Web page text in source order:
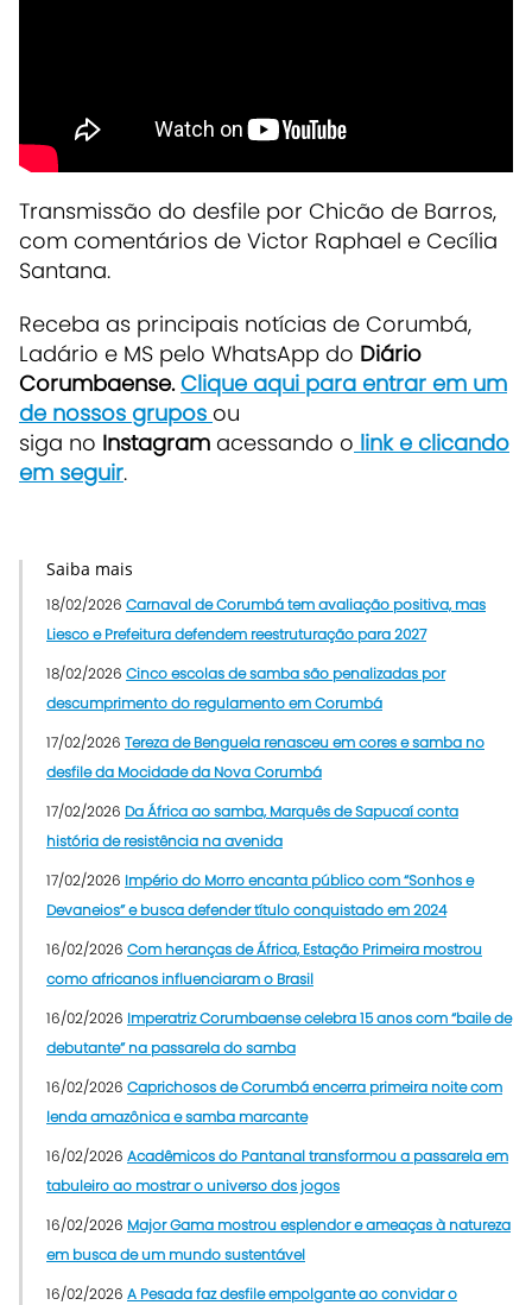
Transmissão do desfile por Chicão de Barros,
com comentários de Victor Raphael e Cecília
Santana.
Receba as principais notícias de Corumbá,
Ladário e MS pelo WhatsApp do Diário
Corumbaense.Clique aqui para entrar em um
de nossos grupos ou
siga no Instagram acessando o link e clicando
em seguir.
Saiba mais
18/02/2026 Carnaval de Corumbá tem avaliação positiva, mas
Liesco e Prefeitura defendem reestruturação para 2027
18/02/2026 Cinco escolas de samba são penalizadas por
descumprimento do regulamento em Corumbá
17/02/2026 Tereza de Benguela renasceu em cores e samba no
desfile da Mocidade da Nova Corumbá
17/02/2026 Da África ao samba, Marquês de Sapucaí conta
história de resistência na avenida
17/02/2026 Império do Morro encanta público com “Sonhos e
Devaneios” e busca defender título conquistado em 2024
16/02/2026 Com heranças de África, Estação Primeira mostrou
como africanos influenciaram o Brasil
16/02/2026 Imperatriz Corumbaense celebra 15 anos com “baile de
debutante” na passarela do samba
16/02/2026 Caprichosos de Corumbá encerra primeira noite com
lenda amazônica e samba marcante
16/02/2026 Acadêmicos do Pantanal transformou a passarela em
tabuleiro ao mostrar o universo dos jogos
16/02/2026 Major Gama mostrou esplendor e ameaças à natureza
em busca de um mundo sustentável
16/02/2026 A Pesada faz desfile empolgante ao convidar o